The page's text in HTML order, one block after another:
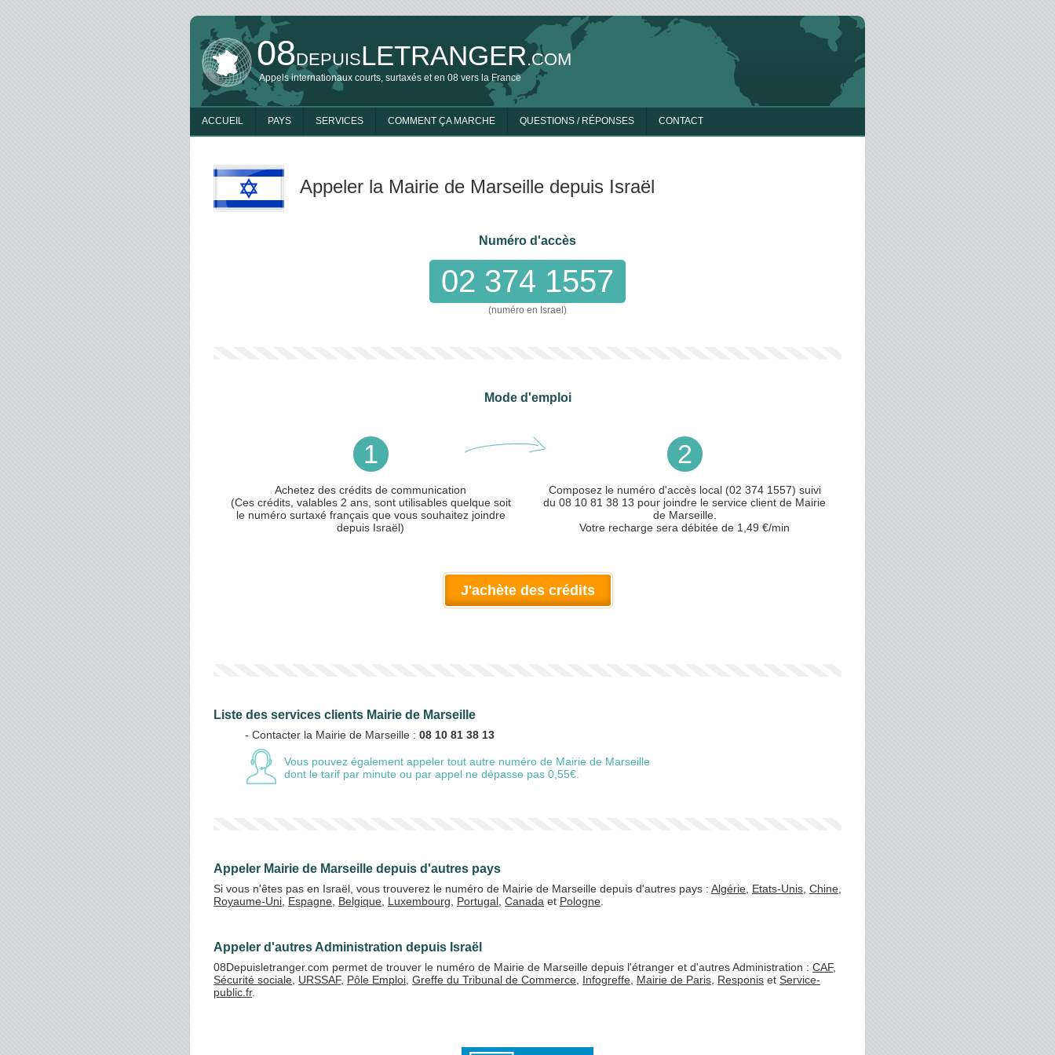
08DEPUISLETRANGER.COM
Appels internationaux courts, surtaxés et en 08 vers la France
ACCUEIL PAYS SERVICES COMMENT ÇA MARCHE QUESTIONS / RÉPONSES CONTACT
Appeler la Mairie de Marseille depuis Israël
Numéro d'accès
02 374 1557
(numéro en Israel)
Mode d'emploi
1
Achetez des crédits de communication
(Ces crédits, valables 2 ans, sont utilisables quelque soit
le numéro surtaxé français que vous souhaitez joindre
depuis Israël)
2
Composez le numéro d'accès local (02 374 1557) suivi
du 08 10 81 38 13 pour joindre le service client de Mairie
de Marseille.
Votre recharge sera débitée de 1,49 €/min
J'achète des crédits
Vos crédits
20 € 50 €
Liste des services clients Mairie de Marseille
- Contacter la Mairie de Marseille : 08 10 81 38 13
Vous pouvez également appeler tout autre numéro de Mairie de Marseille
dont le tarif par minute ou par appel ne dépasse pas 0,55€.
Appeler Mairie de Marseille depuis d'autres pays
Si vous n'êtes pas en Israël, vous trouverez le numéro de Mairie de Marseille depuis d'autres pays : Algérie Etats-Unis Chine
Royaume-Uni Espagne Belgique Luxembourg Portugal Canada et Pologne
Appeler d'autres Administration depuis Israël
08Depuisletranger.com permet de trouver le numéro de Mairie de Marseille depuis l'étranger et d'autres Administration : CAF,
Sécurité sociale URSSAF, Pôle Emploi Greffe du Tribunal de Commerce Infogreffe Mairie de Paris Responis et Service-
public.fr.